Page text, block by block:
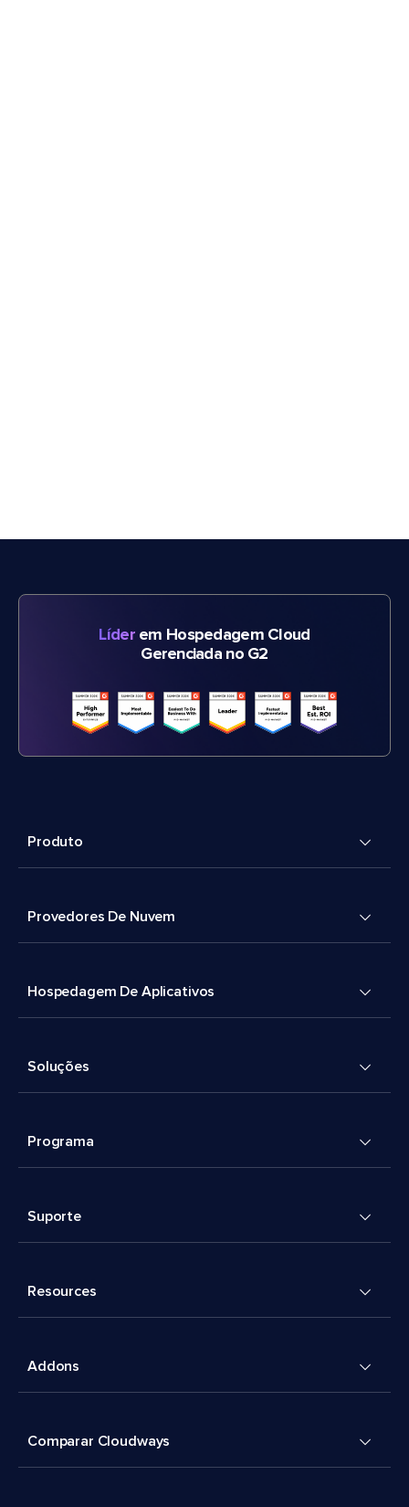
Líderem Hospedagem Cloud
Gerenciada no G2
Produto
Provedores De Nuvem
Hospedagem De Aplicativos
Soluções
Programa
Suporte
Resources
Addons
Comparar Cloudways